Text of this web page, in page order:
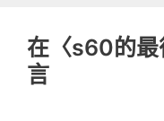
在〈s60的最
言